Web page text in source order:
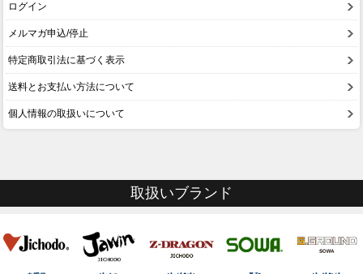
ログイン
メルマガ申込/停止
特定商取引法に基づく表示
送料とお支払い方法について
個人情報の取扱いについて
取扱いブランド